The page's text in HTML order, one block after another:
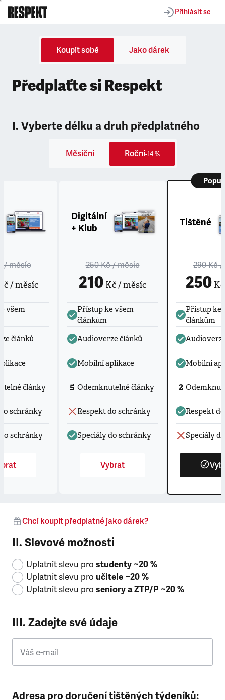
Přihlásit se
Koupit sobě Jako dárek
Předplaťte si Respekt
I. Vyberte délku a druh předplatného
Měsíční Roční-14 %
/ měsíc
/ měsíc
všem
článků
články
schránky
schránky
Digitální
+ Klub
250 Kč/ měsíc
210 Kč / měsíc
Přístup ke všem
článkům
Audioverze článků
Mobilní aplikace
5 Odemknutelné články
Respekt do schránky
Speciály do schránky
Vybrat
Tištěné
290 Kč/
250Kč
Přístup ke
článkům
Mobilní
2
Respekt
Speciály
Chci koupit předplatné jako dárek?
II. Slevové možnosti
Uplatnit slevu pro studenty ~20 %
Uplatnit slevu pro učitele ~20 %
Uplatnit slevu pro seniory a ZTP/P ~20 %
III. Zadejte své údaje
Váš e-mail
Adresa pro doručení tištěných týdeníků: